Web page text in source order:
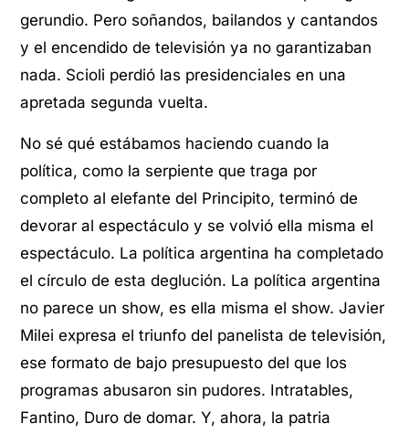
gerundio. Pero soñandos, bailandos y cantandos
y el encendido de televisión ya no garantizaban
nada. Scioli perdió las presidenciales en una
apretada segunda vuelta.
No sé qué estábamos haciendo cuando la
política, como la serpiente que traga por
completo al elefante del Principito, terminó de
devorar al espectáculo y se volvió ella misma el
espectáculo. La política argentina ha completado
el círculo de esta deglución. La política argentina
no parece un show, es ella misma el show. Javier
Milei expresa el triunfo del panelista de televisión,
ese formato de bajo presupuesto del que los
programas abusaron sin pudores. Intratables,
Fantino, Duro de domar. Y, ahora, la patria